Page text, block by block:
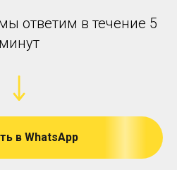
ответим в течение 5
минут
в WhatsApp